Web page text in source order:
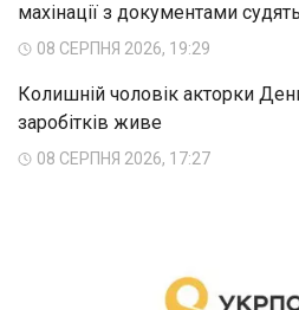
махінації з документами
08 СЕРПНЯ 2026, 19:29
Колишній чоловік акторки
заробітків живе
08 СЕРПНЯ 2026, 17:27